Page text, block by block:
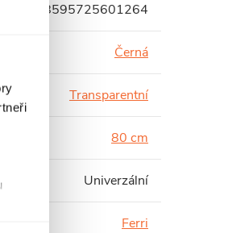
8595725601264
Černá
Transparentní
80 cm
Univerzální
Ferri